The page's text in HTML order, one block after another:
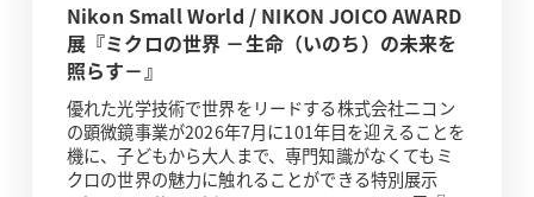
Nikon Small World / NIKON JOICO AWARD
展『ミクロの世界 －生命（いのち）の未来を
照らす－』
優れた光学技術で世界をリードする株式会社ニコン
の顕微鏡事業が2026年7月に101年目を迎えることを
機に、子どもから大人まで、専門知識がなくてもミ
クロの世界の魅力に触れることができる特別展示